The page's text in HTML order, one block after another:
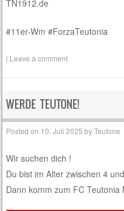
TN1912.de
#11er-Wm #ForzaTeutonia
| Leave a comment
WERDE TEUTONE!
Posted on 10. Juli 2025 byTeutone
Wir suchen dich !
Du bist im Alter zwischen 4
Dann komm zum FC Teutonia